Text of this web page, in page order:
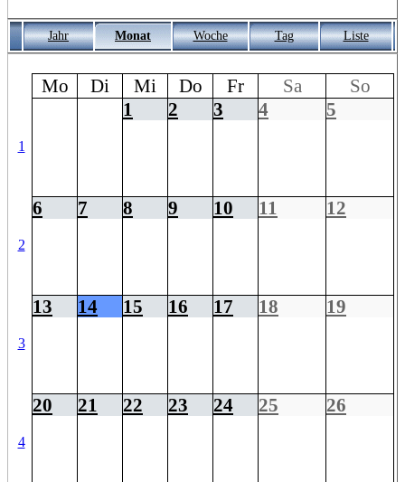
Jahr Monat Woche Tag Liste
Mo Di Mi Do Fr Sa So
1
1 2 3 4 5
2
6 7 8 9 10 11 12
3
13 14 15 16 17 18 19
4
20 21 22 23 24 25 26